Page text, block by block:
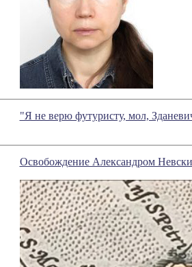
"Я не верю футуристу, мол,
Освобождение Александром